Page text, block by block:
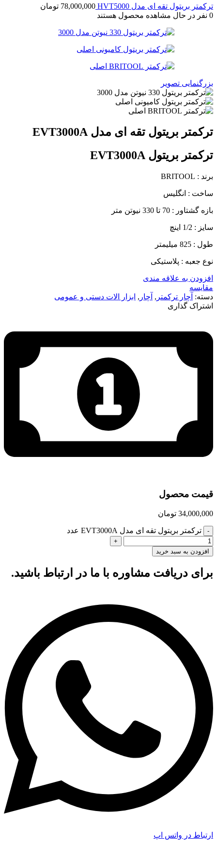
ترکمتر بریتول تقه ای مدل HVT5000 78,000,000 تومان
0 نفر در حال مشاهده محصول هستند
بزرگنمایی تصویر
ترکمتر بریتول تقه ای مدل EVT3000A
ترکمتر بریتول EVT3000A
برند : BRITOOL
ساخت : انگلیس
بازه گشتاور : 70 تا 330 نیوتن متر
سایز : 1/2 اینچ
طول : 825 میلیمتر
نوع جعبه : پلاستیکی
افزودن به علاقه مندی
مقایسه
دسته: آچار ترکمتر , آچار , ابزار الات دستی و عمومی
اشتراک گذاری
قیمت محصول
34,000,000 تومان
ترکمتر بریتول تقه ای مدل EVT3000A عدد
افزودن به سبد خرید
برای دریافت مشاوره با ما در ارتباط باشید.
ارتباط در واتس اپ